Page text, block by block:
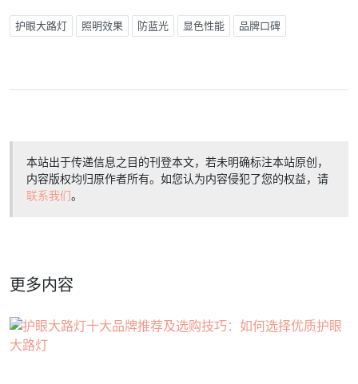
护眼大路灯 照明效果 防蓝光 显色性能 品牌口碑
本站出于传递信息之目的刊登本文，若未明确标注本站原创，
内容版权均归原作者所有。如您认为内容侵犯了您的权益，请
联系我们。
更多内容